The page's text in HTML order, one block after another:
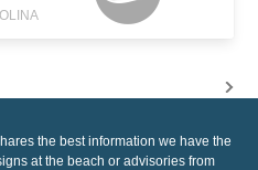
the best information we have the
at the beach or advisories from